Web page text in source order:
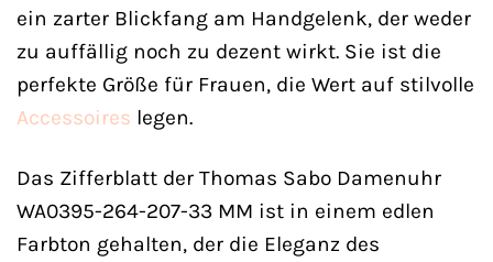
ein zarter Blickfang am Handgelenk, der weder
zu auffällig noch zu dezent wirkt. Sie ist die
perfekte Größe für Frauen, die Wert auf stilvolle
Accessoires legen.
Das Zifferblatt der Thomas Sabo Damenuhr
WA0395-264-207-33 MM ist in einem edlen
Farbton gehalten, der die Eleganz des